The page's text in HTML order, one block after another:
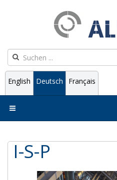
English Deutsch Français
I-S-P